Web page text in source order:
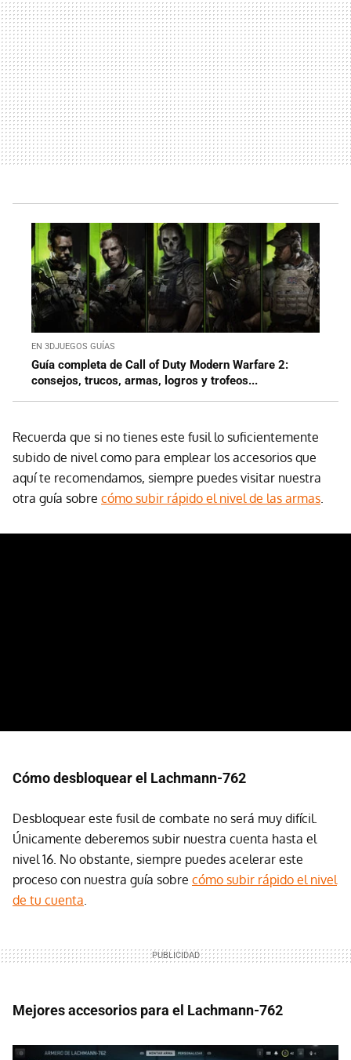
EN 3DJUEGOS GUÍAS
Guía completa de Call of Duty Modern Warfare 2:
consejos, trucos, armas, logros y trofeos...
Recuerda que si no tienes este fusil lo suficientemente
subido de nivel como para emplear los accesorios que
aquí te recomendamos, siempre puedes visitar nuestra
otra guía sobre cómo subir rápido el nivel de las armas
Cómo desbloquear el Lachmann-762
Desbloquear este fusil de combate no será muy difícil.
Únicamente deberemos subir nuestra cuenta hasta el
nivel 16. No obstante, siempre puedes acelerar este
proceso con nuestra guía sobre cómo subir rápido el nivel
de tu cuenta
Mejores accesorios para el Lachmann-762